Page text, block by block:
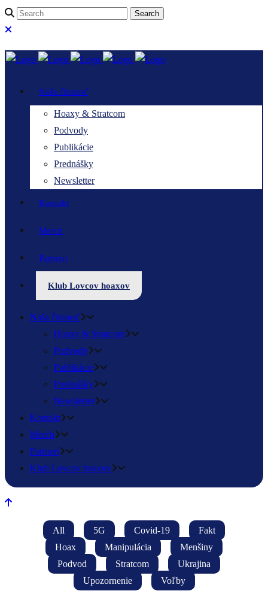
Naša činnosť
Hoaxy & Stratcom
Podvody
Publikácie
Prednášky
Newsletter
Kontakt
Merch
Partneri
Klub Lovcov hoaxov
Naša činnosť
Hoaxy & Stratcom
Podvody
Publikácie
Prednášky
Newsletter
Kontakt
Merch
Partneri
Klub Lovcov hoaxov
All 5G Covid-19
Fakt
Hoax
Manipulácia
Menšiny
Podvod
Stratcom
Ukrajina
Upozornenie
Voľby